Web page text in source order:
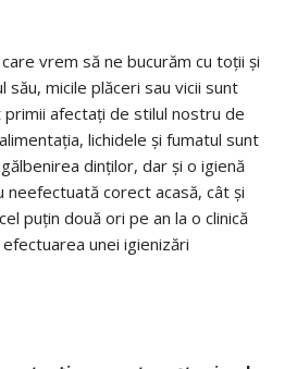
vrem să ne bucurăm cu toții și
său, micile plăceri sau vicii sunt
primii afectați de stilul nostru de
lichidele și fumatul sunt
dinților, dar și o igienă
neefectuată corect acasă, cât și
puțin două ori pe an la o clinică
unei igienizări